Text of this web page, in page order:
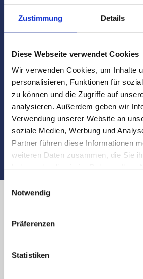
Zustimmung Details
Diese Webseite verwendet Cookies
Wir verwenden Cookies, um Inhalte
personalisieren, Funktionen für
zu können und die Zugriffe auf
analysieren. Außerdem geben wir
Verwendung unserer Website an
soziale Medien, Werbung und
Partner führen diese Informationen
weiteren Daten zusammen, die Sie
haben oder die sie im Rahmen Ihrer
Einwilligungsauswahl
Notwendig
Präferenzen
Statistiken
Notartermins
Marktdaten
Besichtigungen
Begleitung und
Übergabe
Auch nach dem Verkauf
Immobilienverkauf
Webersgasse und
Käufer finden